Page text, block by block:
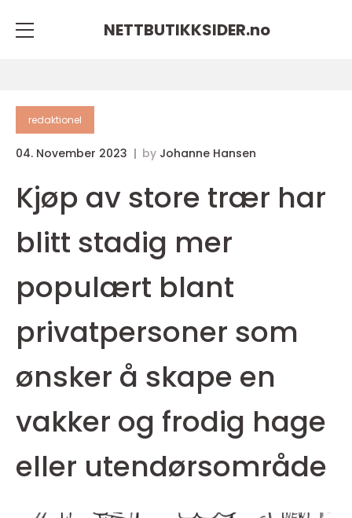
NETTBUTIKKSIDER.no
redaktionel
04. November 2023 by Johanne Hansen
Kjøp av store trær har
blitt stadig mer
populært blant
privatpersoner som
ønsker å skape en
vakker og frodig hage
eller utendørsområde